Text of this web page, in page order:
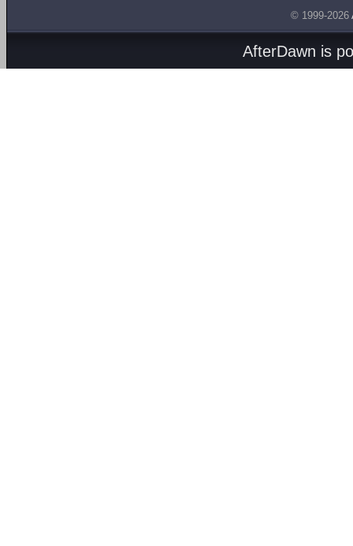
© 1999-2026
AfterDawn is